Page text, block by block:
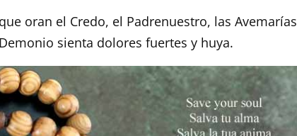
oran el Credo, el Padrenuestro, las Avemarías
sienta dolores fuertes y huya.